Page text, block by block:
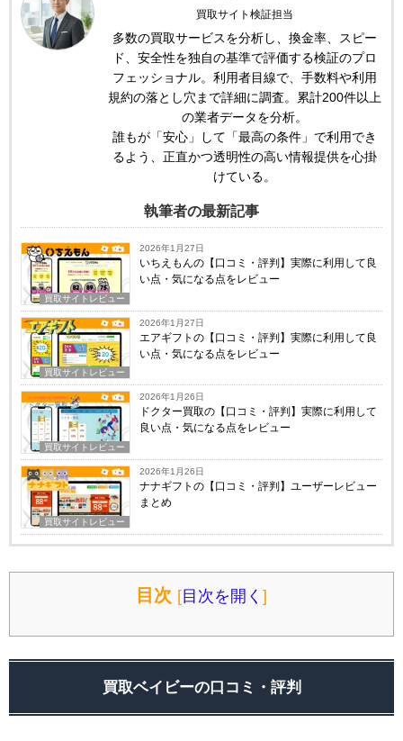
買取サイト検証担当
多数の買取サービスを分析し、換金率、スピー
ド、安全性を独自の基準で評価する検証のプロ
フェッショナル。利用者目線で、手数料や利用
規約の落とし穴まで詳細に調査。累計200件以上
の業者データを分析。
誰もが「安心」して「最高の条件」で利用でき
るよう、正直かつ透明性の高い情報提供を心掛
けている。
執筆者の最新記事
買取サイトレビュー
2026年1月27日
いちえもんの【口コミ・評判】実際に利用して良
い点・気になる点をレビュー
買取サイトレビュー
2026年1月27日
エアギフトの【口コミ・評判】実際に利用して良
い点・気になる点をレビュー
買取サイトレビュー
2026年1月26日
ドクター買取の【口コミ・評判】実際に利用して
良い点・気になる点をレビュー
買取サイトレビュー
2026年1月26日
ナナギフトの【口コミ・評判】ユーザーレビュー
まとめ
目次 [目次を開く ]
買取ベイビーの口コミ・評判